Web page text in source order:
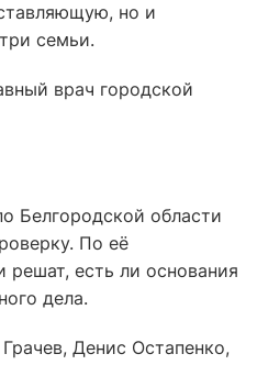
но и
семьи.
врач городской
Белгородской области
По её
решат, есть ли основания
дела.
Денис Остапенко,